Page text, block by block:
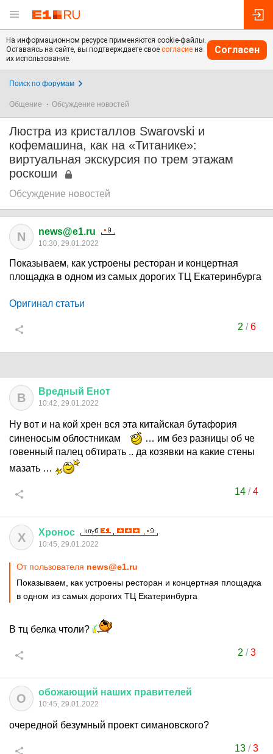
На информационном ресурсе применяются cookie-файлы.
Оставаясь на сайте, вы подтверждаете свое согласие на
их использование.
Согласен
Поиск по форумам
Общение Обсуждение новостей
Люстра из кристаллов Swarovski и
кофемашина, как на «Титанике»:
виртуальная экскурсия по трем этажам
роскоши
Обсуждение новостей
N news@e1.ru
10:30, 29.01.2022
Показываем, как устроены ресторан и концертная
площадка в одном из самых дорогих ТЦ Екатеринбурга
Оригинал статьи
2 /6
В Вредный Енот
10:42, 29.01.2022
Ну вот и на кой хрен вся эта китайская бутафория
синеносым облостникам
… им без разницы об че
говенный палец обтирать .. да козявки на какие стены
мазать …
14 /4
Х Хронос
10:45, 29.01.2022
От пользователя news@e1.ru
Показываем, как устроены ресторан и концертная площадка
в одном из самых дорогих ТЦ Екатеринбурга
В тц белка чтоли?
2 /3
О обожающий наших правителей
10:45, 29.01.2022
очередной безумный проект симановского?
13 /3